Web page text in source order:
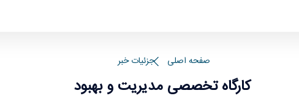
صفحه اصلی جزئیات خبر
کارگاه تخصصی مدیریت و بهبود